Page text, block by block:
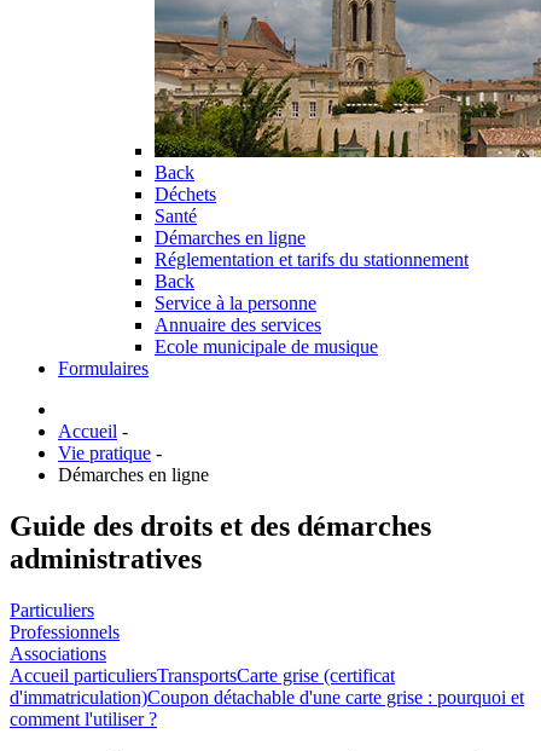
Back
Déchets
Santé
Démarches en ligne
Réglementation et tarifs du stationnement
Back
Service à la personne
Annuaire des services
Ecole municipale de musique
Formulaires
Accueil -
Vie pratique -
Démarches en ligne
Guide des droits et des démarches
administratives
Particuliers
Professionnels
Associations
Accueil particuliersTransportsCarte grise (certificat
d'immatriculation)Coupon détachable d'une carte grise : pourquoi et
comment l'utiliser ?